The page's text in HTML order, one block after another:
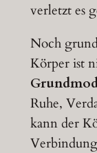
verletzt es
Noch
Körper ist
Ruhe,
kann der